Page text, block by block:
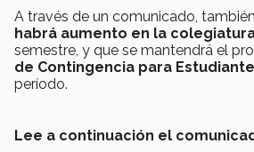
A través de un comunicado,
habrá aumento en la
semestre, y que se mantendrá el
de Contingencia para
período.
Lee a continuación el